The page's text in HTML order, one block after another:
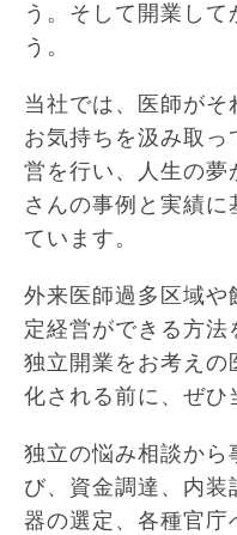
う。そして開業して
う。
当社では、医師がそ
お気持ちを汲み取っ
営を行い、人生の夢
さんの事例と実績
ています。
外来医師過多区域や
定経営ができる方法
独立開業をお考えの
化される前に、ぜひ
独立の悩み相談から
び、資金調達、内装
器の選定、各種官庁